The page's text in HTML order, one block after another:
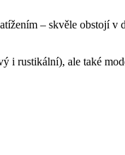
– skvěle obstojí
i rustikální), ale také